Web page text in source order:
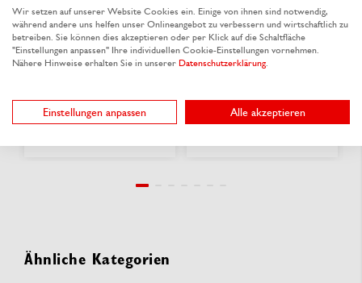
Kraftpapier
WALDWEIHNACHT
Aus 4 Varianten wählen
lieferbar
OPPA mit Aromaschutz
Aus 8 Varianten wählen
lieferbar
Ähnliche Kategorien
Wir setzen auf unserer Website Cookies ein. Einige von ihnen sind notwendig,
während andere uns helfen unser Onlineangebot zu verbessern und wirtschaftlich zu
betreiben. Sie können dies akzeptieren oder per Klick auf die Schaltfläche
"Einstellungen anpassen" Ihre individuellen Cookie-Einstellungen vornehmen.
Nähere Hinweise erhalten Sie in unserer Datenschutzerklärung.
Einstellungen anpassen Alle akzeptieren